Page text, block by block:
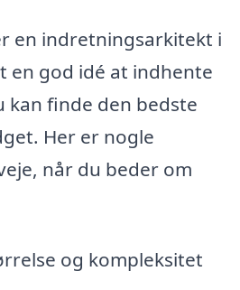
en indretningsarkitekt i
en god idé at indhente
kan finde den bedste
Her er nogle
når du beder om
og kompleksitet